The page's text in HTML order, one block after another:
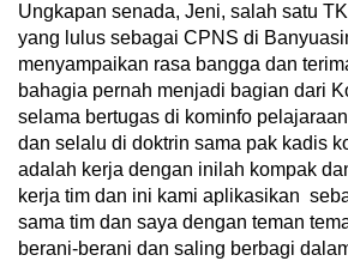
Ungkapan senada, Jeni, salah satu
yang lulus sebagai CPNS di
menyampaikan rasa bangga dan
bahagia pernah menjadi bagian dari
selama bertugas di kominfo
dan selalu di doktrin sama pak kadis
adalah kerja dengan inilah kompak
kerja tim dan ini kami aplikasikan
sama tim dan saya dengan teman
berani-berani dan saling berbagi